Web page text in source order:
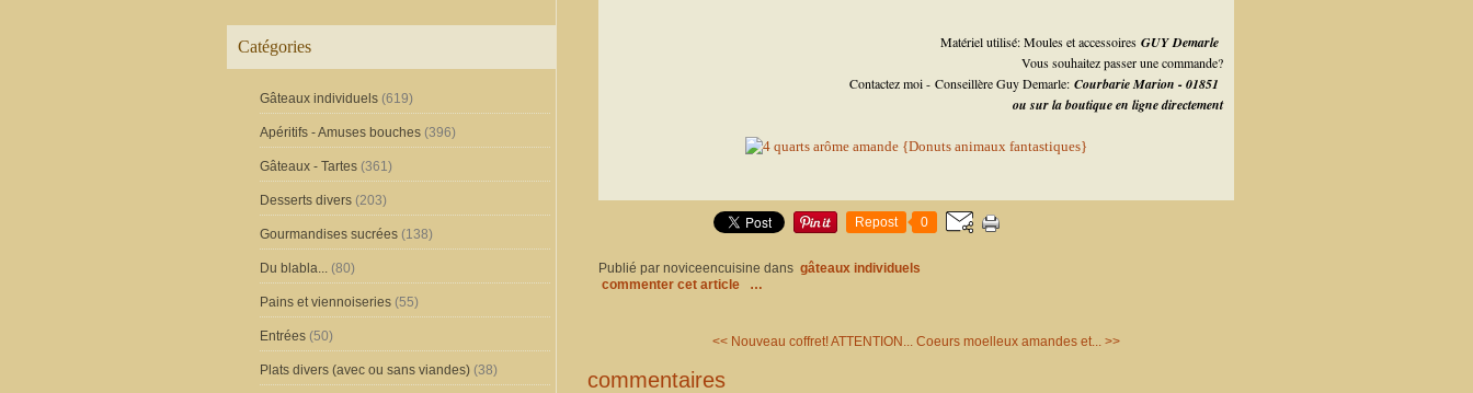
Catégories
Gâteaux individuels (619)
Apéritifs - Amuses bouches (396)
Gâteaux - Tartes (361)
Desserts divers (203)
Gourmandises sucrées (138)
Du blabla... (80)
Pains et viennoiseries (55)
Entrées (50)
Plats divers (avec ou sans viandes) (38)
Matériel utilisé: Moules et accessoires GUY Demarle
Vous souhaitez passer une commande?
Contactez moi - Conseillère Guy Demarle: Courbarie Marion - 01851
ou sur la boutique en ligne directement
Repost 0
Publié par noviceencuisine dans gâteaux individuels
commenter cet article
…
<< Nouveau coffret! ATTENTION... Coeurs moelleux amandes et... >>
commentaires